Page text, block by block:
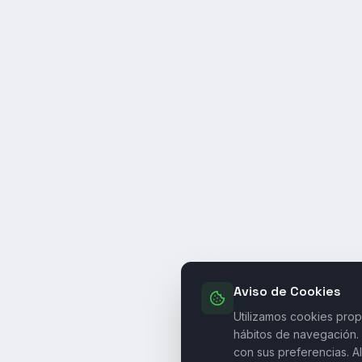
Aviso de Cookies
Utilizamos cookies
hábitos de
con sus preferencias.